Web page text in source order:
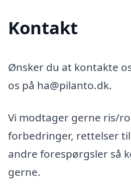
Kontakt
Ønsker du at kontakte
os på ha@pilanto.dk.
Vi modtager gerne ris/
forbedringer, rettelser
andre forespørgsler så
gerne.